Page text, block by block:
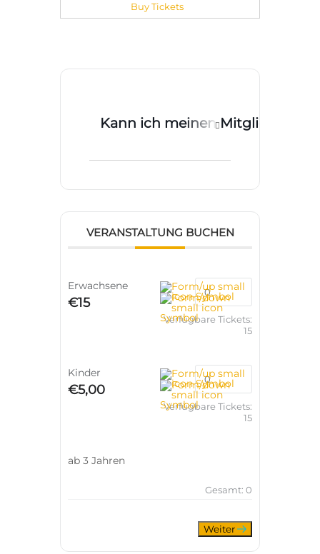
Buy Tickets
Kann ich meinen
Sie können Ihren
dazugehörigen
Gutscheincode im
Bezahlvorgang unter
eingeben. Sie haben
den Gutscheincode
zusammen mit dem
Gutschein in einem
Bringen Sie den
Gutschein bitte zur
Veranstaltung mit, um
Sie können ihren
verwenden! Festival-
VERANSTALTUNG BUCHEN
Erwachsene
€15
Verfügbare Tickets:
15
Kinder
€5,00
Verfügbare Tickets:
15
ab 3 Jahren
Gesamt: 0
Weiter